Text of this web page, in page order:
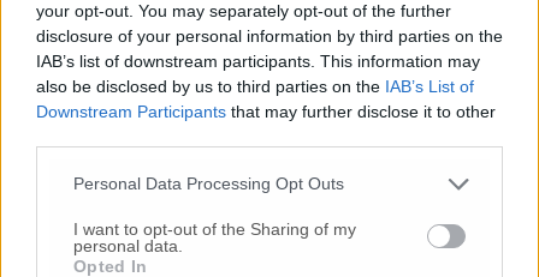
your opt-out. You may separately opt-out of the further
disclosure of your personal information by third parties on the
IAB’s list of downstream participants. This information may
also be disclosed by us to third parties on the IAB’s List of
Downstream Participants that may further disclose it to other
Personal Data Processing Opt Outs
I want to opt-out of the Sharing of my
personal data.
Opted In
nel territorio, come lo era alcuni anni fa,
certamente razionale e fuori da qualunque
ottica localistica e clientelare, ma al servizio
del cittadino e fuori dalle logiche mercatiste
dalla Regione Marche”.
Chiusura del punto nascite, il sindaco di
Fabriano: “Chiesto incontro al Ministero”